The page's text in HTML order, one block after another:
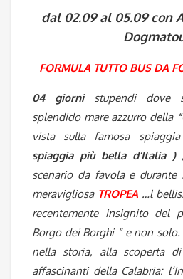
dal 02.09 al 05.09 con
FORMULA TUTTO BUS DA
04 giornistupendi dove
splendido mare azzurro della
vista sulla famosa
spiaggia più bella d’Italia ),
scenario da favola e
meravigliosa TROPEA …l
recentemente insignito del
Borgo dei Borghi “ e non
nella storia, alla scoperta
affascinanti della Calabria: